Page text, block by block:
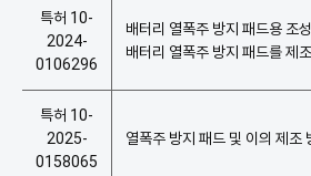
특허 10-
2024-
0106296
배터리 열폭주 방지 패드용 조
배터리 열폭주 방지 패드를 제
특허 10-
2025-
0158065
열폭주 방지 패드 및 이의 제조